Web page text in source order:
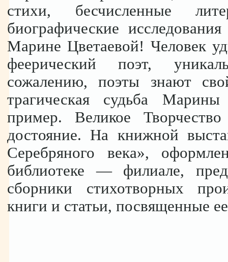
стихи, бесчисленные
биографические
Марине Цветаевой! Человек
феерический поэт,
сожалению, поэты знают
трагическая судьба
пример. Великое
достояние. На книжной
Серебряного века»,
библиотеке — филиале,
сборники стихотворных
книги и статьи, посвященные